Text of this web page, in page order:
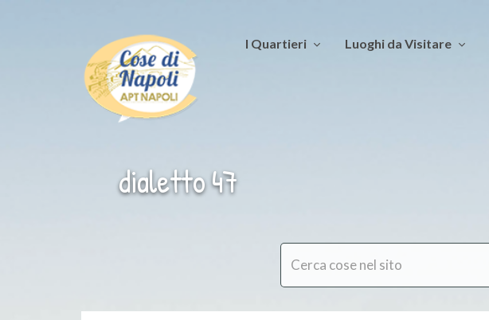
I Quartieri Luoghi da Visitare
dialetto 47